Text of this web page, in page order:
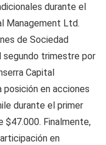
durante el
Management Ltd.
de Sociedad
segundo trimestre por
Capital
posición en acciones
durante el primer
$47.000. Finalmente,
en